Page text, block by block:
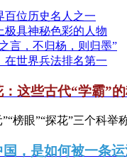
百位历史名人之一
极具神秘色彩的人物
言，不归杨，则归墨”
在世界兵法排名第一
这些古代“学霸”
榜眼”“探花”三个科
，是如何被一条运